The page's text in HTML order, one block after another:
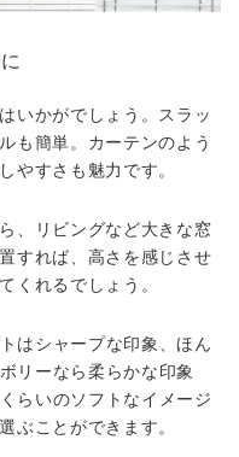
いかがでしょう。スラッ
も簡単。カーテンのよう
やすさも魅力です。
、リビングなど大きな窓
すれば、高さを感じさせ
くれるでしょう。
はシャープな印象、ほん
リーなら柔らかな印象
らいのソフトなイメージ
ぶことができます。